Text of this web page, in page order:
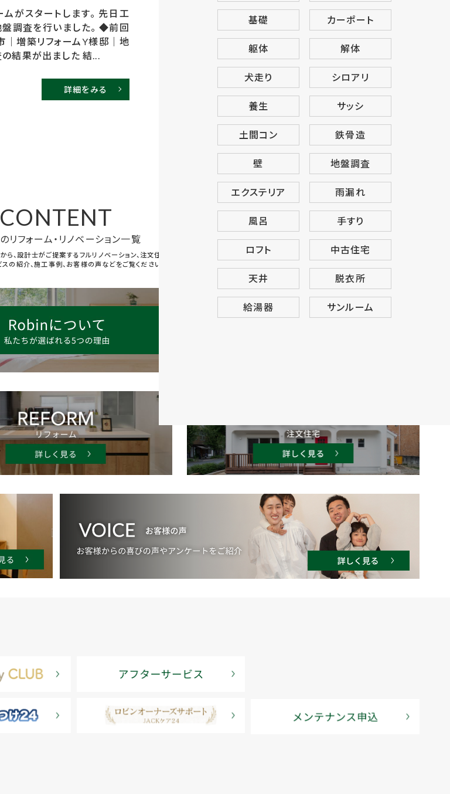
がスタートします。 先日工
調査を行いました。 ◆前回
増築リフォームY様邸｜地
結果が出ました 結...
詳細をみる
基礎 カーポート
躯体 解体
犬走り シロアリ
養生 サッシ
土間コン 鉄骨造
壁 地盤調査
エクステリア 雨漏れ
風呂 手すり
ロフト 中古住宅
天井 脱衣所
給湯器 サンルーム
CONTENT
リフォーム・リノベーション一覧
ら、設計士がご提案するフルリノベーション、注文住宅まで幅広く対応しております。
の紹介、施工事例、お客様の声などをご覧ください。